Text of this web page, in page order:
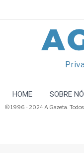
HOME SOBRE
© 1996 - 2024 A Gazeta.